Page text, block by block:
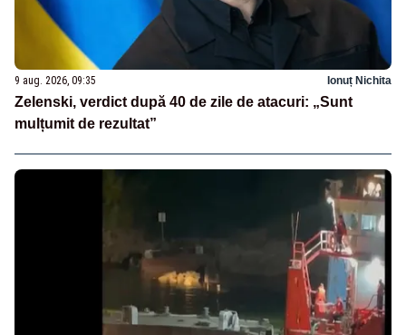
9 aug. 2026, 09:35 Ionuț Nichita
Zelenski, verdict după 40 de zile de atacuri: „Sunt
mulțumit de rezultat”